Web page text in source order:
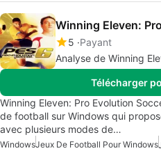
Winning Eleven:
5 Payant
Analyse de Winning
Télécharger
Winning Eleven: Pro Evolution
de football sur Windows qui
avec plusieurs modes de…
WindowsJeux De Football Pour Windows